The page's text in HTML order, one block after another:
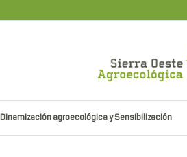
Dinamización agroecológica y Sensibilización